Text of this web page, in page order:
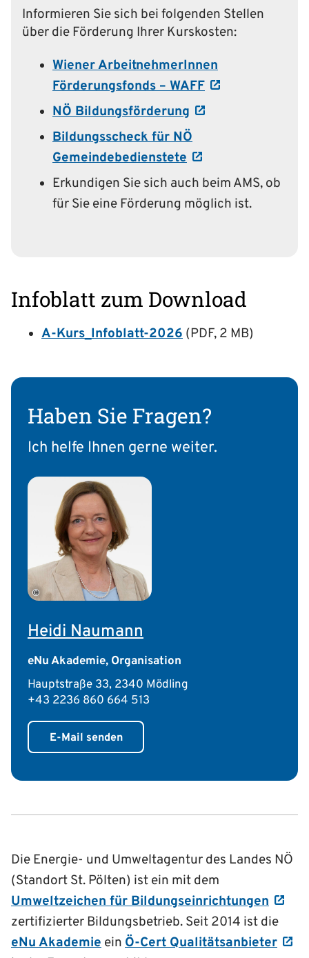
Informieren Sie sich bei folgenden Stellen
über die Förderung Ihrer Kurskosten:
Wiener ArbeitnehmerInnen
Förderungsfonds – WAFF
NÖ Bildungsförderung
Bildungsscheck für NÖ
Gemeindebedienstete
Erkundigen Sie sich auch beim AMS, ob
für Sie eine Förderung möglich ist.
Infoblatt zum Download
A-Kurs_Infoblatt-2026 (PDF, 2 MB)
Haben Sie Fragen?
Ich helfe Ihnen gerne weiter.
©
Heidi Naumann
eNu Akademie, Organisation
Hauptstraße 33, 2340 Mödling
+43 2236 860 664 513
E-Mail senden
Die Energie- und Umweltagentur des Landes NÖ
(Standort St. Pölten) ist ein mit dem
Umweltzeichen für Bildungseinrichtungen
zertifizierter Bildungsbetrieb. Seit 2014 ist die
eNu Akademie ein Ö-Cert Qualitätsanbieter